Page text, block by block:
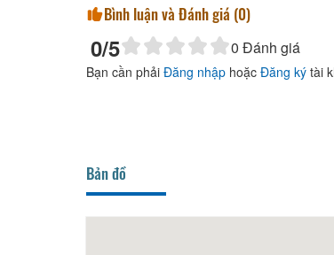
Bình luận và Đánh giá (0)
0/5 0 Đánh giá
Bạn cần phải Đăng nhập hoặc Đăng ký tài
Bản đồ